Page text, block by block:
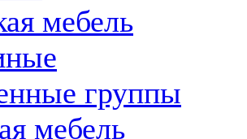
мебель
группы
мебель